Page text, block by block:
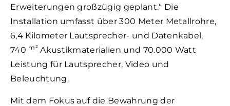
Erweiterungen großzügig geplant.“ Die
Installation umfasst über 300 Meter Metallrohre,
6,4 Kilometer Lautsprecher- und Datenkabel,
740 m²Akustikmaterialien und 70.000 Watt
Leistung für Lautsprecher, Video und
Beleuchtung.
Mit dem Fokus auf die Bewahrung der